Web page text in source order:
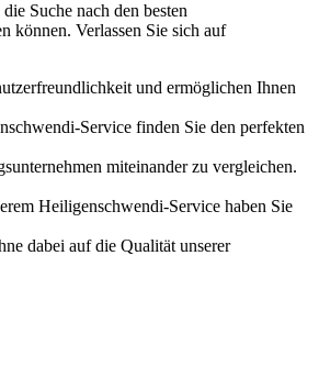
Suche nach den besten
können. Verlassen Sie sich auf
und ermöglichen Ihnen
Service finden Sie den perfekten
miteinander zu vergleichen.
Heiligenschwendi-Service haben Sie
dabei auf die Qualität unserer